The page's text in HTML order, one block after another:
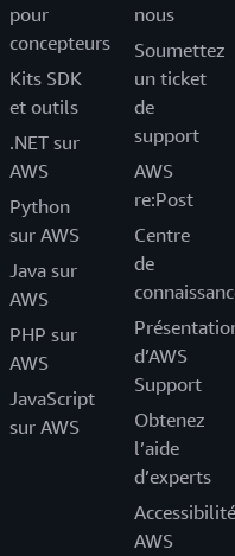
pour
concepteurs
Kits SDK
et outils
.NET sur
AWS
Python
sur AWS
Java sur
AWS
PHP sur
AWS
JavaScript
sur AWS
nous
Soumettez
un ticket
de
support
AWS
re:Post
Centre
de
d’AWS
Support
Obtenez
l’aide
d’experts
Accessibilité
AWS